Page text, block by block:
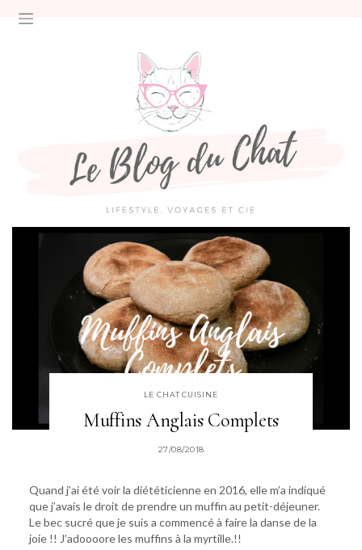
LE CHAT CUISINE
Muffins Anglais Complets
27/08/2018
Quand j’ai été voir la diététicienne en 2016, elle m’a indiqué
que j’avais le droit de prendre un muffin au petit-déjeuner.
Le bec sucré que je suis a commencé à faire la danse de la
joie !! J’adoooore les muffins à la myrtille.!!